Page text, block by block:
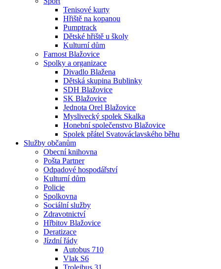
Tenisové kurty
Hřiště na kopanou
Pumptrack
Dětské hřiště u školy
Kulturní dům
Farnost Blažovice
Spolky a organizace
Divadlo Blažena
Dětská skupina Bublinky
SDH Blažovice
SK Blažovice
Jednota Orel Blažovice
Myslivecký spolek Skalka
Honební společenstvo Blažovice
Spolek přátel Svatováclavského běhu
Služby občanům
Obecní knihovna
Pošta Partner
Odpadové hospodářství
Kulturní dům
Policie
Spolkovna
Sociální služby
Zdravotnictví
Hřbitov Blažovice
Deratizace
Jízdní řády
Autobus 710
Vlak S6
Trolejbus 31